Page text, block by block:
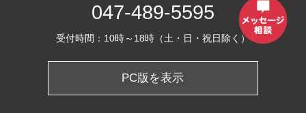
047-489-5595
受付時間：10時～18時（土・日・祝日除く）
PC版を表示